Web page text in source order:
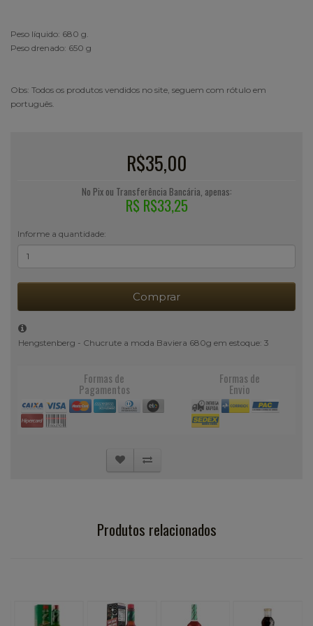
Peso líquido: 680 g.
Peso drenado: 650 g
Obs: Todos os produtos vendidos no site, seguem com rótulo em
português.
R$35,00
No Pix ou Transferência Bancária, apenas:
R$ R$33,25
Informe a quantidade:
Comprar
Hengstenberg - Chucrute a moda Baviera 680g em estoque: 3
Formas de
Pagamentos
Formas de
Envio
Produtos relacionados